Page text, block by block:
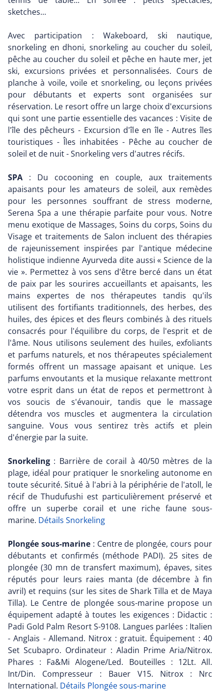
sketches...
Avec participation : Wakeboard, ski nautique,
snorkeling en dhoni, snorkeling au coucher du soleil,
pêche au coucher du soleil et pêche en haute mer, jet
ski, excursions privées et personnalisées. Cours de
planche à voile, voile et snorkeling, ou leçons privées
pour débutants et experts sont organisées sur
réservation. Le resort offre un large choix d'excursions
qui sont une partie essentielle des vacances : Visite de
l'île des pêcheurs - Excursion d'île en île - Autres îles
touristiques - Îles inhabitées - Pêche au coucher de
soleil et de nuit - Snorkeling vers d'autres récifs.
SPA : Du cocooning en couple, aux traitements
apaisants pour les amateurs de soleil, aux remèdes
pour les personnes souffrant de stress moderne,
Serena Spa a une thérapie parfaite pour vous. Notre
menu exotique de Massages, Soins du corps, Soins du
Visage et traitements de Salon incluent des thérapies
de rajeunissement inspirées par l'antique médecine
holistique indienne Ayurveda dite aussi « Science de la
vie ». Permettez à vos sens d'être bercé dans un état
de paix par les sourires accueillants et apaisants, les
mains expertes de nos thérapeutes tandis qu'ils
utilisent des fortifiants traditionnels, des herbes, des
huiles, des épices et des fleurs combinés à des rituels
consacrés pour l'équilibre du corps, de l'esprit et de
l'âme. Nous utilisons seulement des huiles, exfoliants
et parfums naturels, et nos thérapeutes spécialement
formés offrent un massage apaisant et unique. Les
parfums envoutants et la musique relaxante mettront
votre esprit dans un état de repos et permettront à
vos soucis de s'évanouir, tandis que le massage
détendra vos muscles et augmentera la circulation
sanguine. Vous vous sentirez très actifs et plein
d'énergie par la suite.
Snorkeling : Barrière de corail à 40/50 mètres de la
plage, idéal pour pratiquer le snorkeling autonome en
toute sécurité. Situé à l'abri à la périphérie de l'atoll, le
récif de Thudufushi est particulièrement préservé et
offre un superbe corail et une riche faune sous-
marine. Détails Snorkeling
Plongée sous-marine: Centre de plongée, cours pour
débutants et confirmés (méthode PADI). 25 sites de
plongée (30 mn de transfert maximum), épaves, sites
réputés pour leurs raies manta (de décembre à fin
avril) et requins (sur les sites de Shark Tilla et de Maya
Tilla). Le Centre de plongée sous-marine propose un
équipement adapté à toutes les exigences : Didactic :
Padi Gold Palm Resort S-9108. Langues parlées : Italien
- Anglais - Allemand. Nitrox : gratuit. Équipement : 40
Set Scubapro. Ordinateur : Aladin Prime Aria/Nitrox.
Phares : Fa&Mi Alogene/Led. Bouteilles : 12Lt. All.
Int/Din. Compresseur : Bauer V15. Nitrox : Nrc
International. Détails Plongée sous-marine